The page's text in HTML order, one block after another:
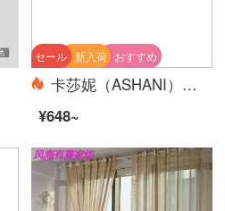
おすすめ
新入荷
セール
卡莎妮（ASHANI）卡通森林小动物儿童房窗帘布纱小清新卧室客厅飘窗现代简约可爱风 E0105-兔子 纱-挂钩宽1米价格/要几米拍几件
¥648~